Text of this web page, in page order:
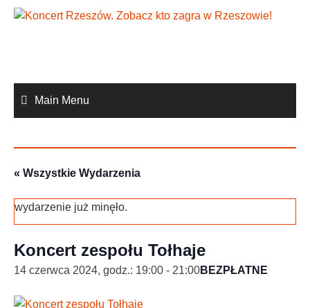
Skip
Main Menu
« Wszystkie Wydarzenia
wydarzenie już minęło.
Koncert zespołu Tołhaje
14 czerwca 2024, godz.: 19:00 - 21:00BEZPŁATNE